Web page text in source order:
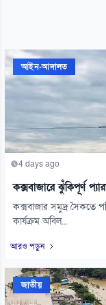
আইন-আদালত
4 days ago
কক্সবাজারে ঝুঁকিপূর্ণ
কক্সবাজার সমুদ্র সৈকতে
কার্যক্রম অবিল...
আরও পড়ুন
জাতীয়